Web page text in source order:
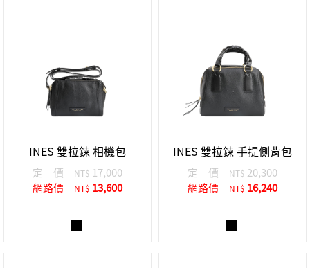
INES 雙拉鍊 相機包
定 價 NT$17,000
網路價
NT$ 13,600
INES 雙拉鍊 手提側背包
定 價 NT$20,300
網路價
NT$ 16,240